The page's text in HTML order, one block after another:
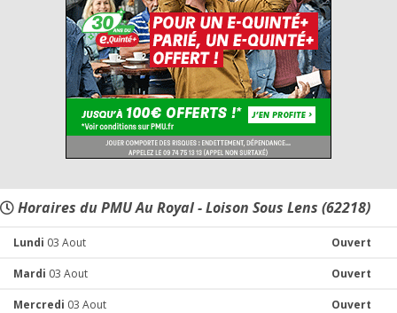
Horaires du PMU Au Royal - Loison Sous Lens (62218)
Lundi 03 Aout Ouvert
Mardi 03 Aout Ouvert
Mercredi 03 Aout Ouvert